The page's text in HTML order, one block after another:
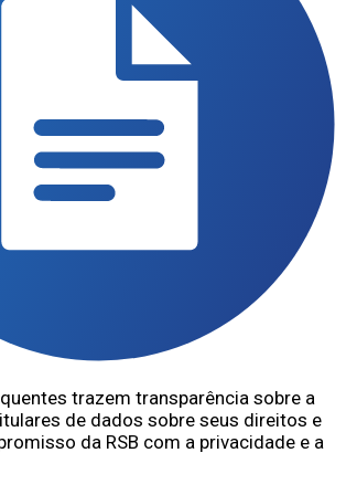
trazem transparência sobre a
de dados sobre seus direitos e
da RSB com a privacidade e a